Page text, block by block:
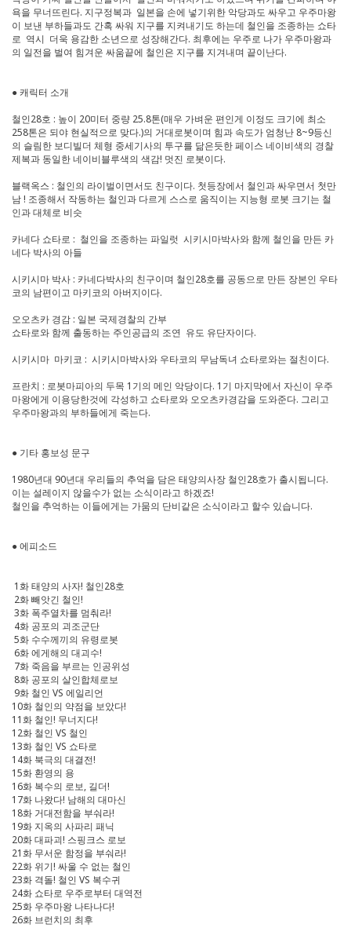
욕을 무너뜨린다. 지구정복과 일본을 손에 넣기위한 악당과도 싸우고 우주마왕
이 보낸 부하들과도 간혹 싸워 지구를 지켜내기도 하는데 철인을 조종하는 쇼타
로 역시 더욱 용감한 소년으로 성장해간다. 최후에는 우주로 나가 우주마왕과
의 일전을 벌여 힘겨운 싸움끝에 철인은 지구를 지겨내며 끝이난다.
● 캐릭터 소개
철인28호 : 높이 20미터 중량 25.8톤(매우 가벼운 편인게 이정도 크기에 최소
258톤은 되야 현실적으로 맞다.)의 거대로봇이며 힘과 속도가 엄청난 8~9등신
의 슬림한 보디빌더 체형 중세기사의 투구를 닮은듯한 페이스 네이비색의 경찰
제복과 동일한 네이비블루색의 색감! 멋진 로봇이다.
블랙옥스 : 철인의 라이벌이면서도 친구이다. 첫등장에서 철인과 싸우면서 첫만
남 ! 조종해서 작동하는 철인과 다르게 스스로 움직이는 지능형 로봇 크기는 철
인과 대체로 비슷
카네다 쇼타로 : 철인을 조종하는 파일럿 시키시마박사와 함께 철인을 만든 카
네다 박사의 아들
시키시마 박사 : 카네다박사의 친구이며 철인28호를 공동으로 만든 장본인 우타
코의 남편이고 마키코의 아버지이다.
오오츠카 경감 : 일본 국제경찰의 간부
쇼타로와 함께 출동하는 주인공급의 조연 유도 유단자이다.
시키시마 마키코 : 시키시마박사와 우타코의 무남독녀 쇼타로와는 절친이다.
프란치 : 로봇마피아의 두목 1기의 메인 악당이다. 1기 마지막에서 자신이 우주
마왕에게 이용당한것에 각성하고 쇼타로와 오오츠카경감을 도와준다. 그리고
우주마왕과의 부하들에게 죽는다.
● 기타 홍보성 문구
1980년대 90년대 우리들의 추억을 담은 태양의사장 철인28호가 출시됩니다.
이는 설레이지 않을수가 없는 소식이라고 하겠죠!
철인을 추억하는 이들에게는 가뭄의 단비같은 소식이라고 할수 있습니다.
● 에피소드
1화 태양의 사자! 철인28호
2화 빼앗긴 철인!
3화 폭주열차를 멈춰라!
4화 공포의 괴조군단
5화 수수께끼의 유령로봇
6화 에게해의 대괴수!
7화 죽음을 부르는 인공위성
8화 공포의 살인합체로보
9화 철인 VS 에일리언
10화 철인의 약점을 보았다!
11화 철인! 무너지다!
12화 철인 VS 철인
13화 철인 VS 쇼타로
14화 북극의 대결전!
15화 환영의 용
16화 복수의 로보, 길더!
17화 나왔다! 남해의 대마신
18화 거대전함을 부숴라!
19화 지옥의 사파리 패닉
20화 대파괴! 스핑크스 로보
21화 무서운 함정을 부숴라!
22화 위기! 싸울 수 없는 철인
23화 격돌! 철인 VS 복수귀
24화 쇼타로 우주로부터 대역전
25화 우주마왕 나타나다!
26화 브런치의 최후